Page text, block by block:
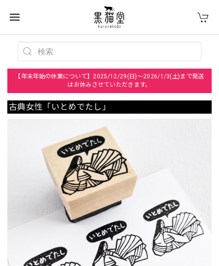
【年末年始の休業について】2025/12/29(日)～2026/1/3(土)まで発送
はお休みさせていただきます。
古典女性「いとめでたし」